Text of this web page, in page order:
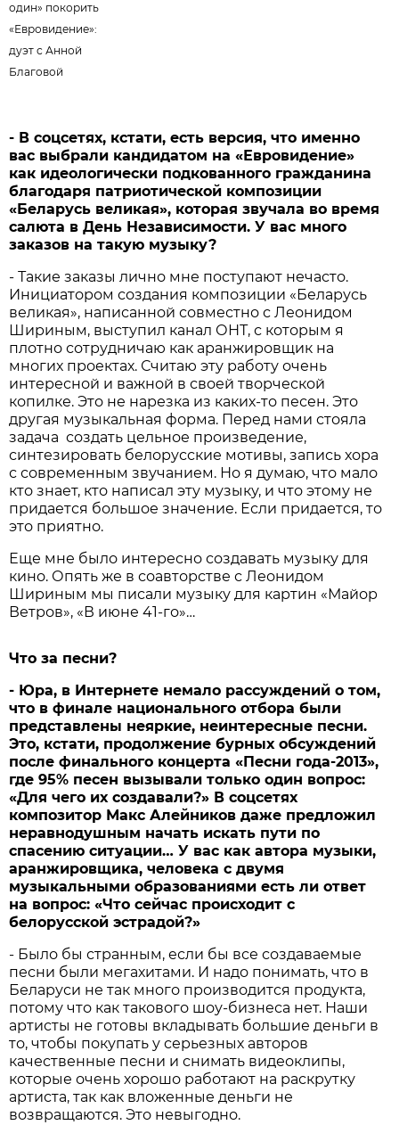
один» покорить
«Евровидение»:
дуэт с Анной
Благовой
- В соцсетях, кстати, есть версия, что именно
вас выбрали кандидатом на «Евровидение»
как идеологически подкованного гражданина
благодаря патриотической композиции
«Беларусь великая», которая звучала во время
салюта в День Независимости. У вас много
заказов на такую музыку?
- Такие заказы лично мне поступают нечасто.
Инициатором создания композиции «Беларусь
великая», написанной совместно с Леонидом
Шириным, выступил канал ОНТ, с которым я
плотно сотрудничаю как аранжировщик на
многих проектах. Считаю эту работу очень
интересной и важной в своей творческой
копилке. Это не нарезка из каких-то песен. Это
другая музыкальная форма. Перед нами стояла
задача создать цельное произведение,
синтезировать белорусские мотивы, запись хора
с современным звучанием. Но я думаю, что мало
кто знает, кто написал эту музыку, и что этому не
придается большое значение. Если придается, то
это приятно.
Еще мне было интересно создавать музыку для
кино. Опять же в соавторстве с Леонидом
Шириным мы писали музыку для картин «Майор
Ветров», «В июне 41-го»…
Что за песни?
- Юра, в Интернете немало рассуждений о том,
что в финале национального отбора были
представлены неяркие, неинтересные песни.
Это, кстати, продолжение бурных обсуждений
после финального концерта «Песни года-2013»,
где 95% песен вызывали только один вопрос:
«Для чего их создавали?» В соцсетях
композитор Макс Алейников даже предложил
неравнодушным начать искать пути по
спасению ситуации… У вас как автора музыки,
аранжировщика, человека с двумя
музыкальными образованиями есть ли ответ
на вопрос: «Что сейчас происходит с
белорусской эстрадой?»
- Было бы странным, если бы все создаваемые
песни были мегахитами. И надо понимать, что в
Беларуси не так много производится продукта,
потому что как такового шоу-бизнеса нет. Наши
артисты не готовы вкладывать большие деньги в
то, чтобы покупать у серьезных авторов
качественные песни и снимать видеоклипы,
которые очень хорошо работают на раскрутку
артиста, так как вложенные деньги не
возвращаются. Это невыгодно.